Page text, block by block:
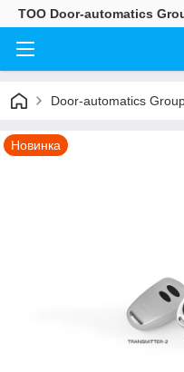
ТОО Door-automatics
Door-automatics
Новинка